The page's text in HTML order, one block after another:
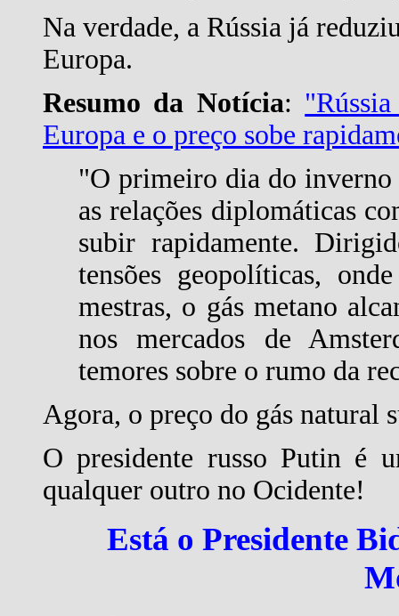
Na verdade, a Rússia já
Europa.
Resumo da Notícia:
Europa e o preço sobe
"O primeiro dia do inverno
as relações diplomáticas
subir rapidamente.
tensões geopolíticas,
mestras, o gás metano
nos mercados de
temores sobre o rumo da
Agora, o preço do gás natural
O presidente russo Putin é
qualquer outro no Ocidente!
Está o Presidente